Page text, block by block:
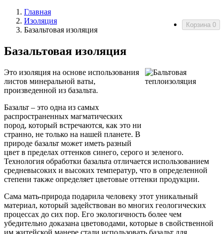
Корзина 0
Главная
Изоляция
Базальтовая изоляция
Базальтовая изоляция
Это изоляция на основе использования
листов минеральной ваты,
произведенной из базальта.
Базальт – это одна из самых
распространенных магматических
пород, который встречаются, как это ни
странно, не только на нашей планете. В
природе базальт может иметь разный
цвет в пределах оттенков синего, серого и зеленого.
Технология обработки базальта отличается использованием
средневысоких и высоких температур, что в определенной
степени также определяет цветовые оттенки продукции.
Сама мать-природа подарила человеку этот уникальный
материал, который задействован во многих геологических
процессах до сих пор. Его экологичность более чем
убедительно доказана цветоводами, которые в свойственной
им житейской манере стали использовать базальт для